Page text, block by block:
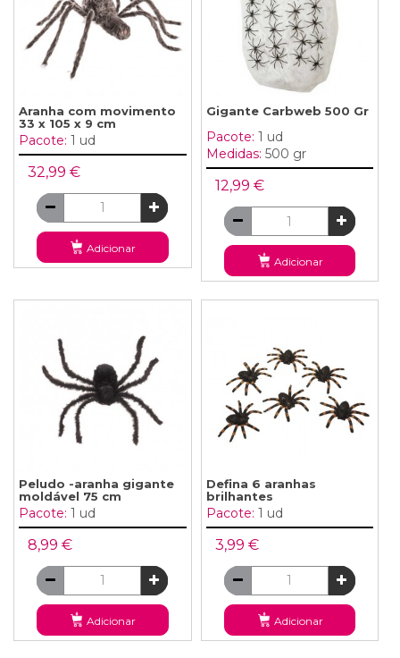
Aranha com movimento
33 x 105 x 9 cm
Pacote: 1 ud
32,99 €
Adicionar
Gigante Carbweb 500 Gr
Pacote: 1 ud
Medidas: 500 gr
12,99 €
Adicionar
Peludo -aranha gigante
moldável 75 cm
Pacote: 1 ud
8,99 €
Adicionar
Defina 6 aranhas
brilhantes
Pacote: 1 ud
3,99 €
Adicionar